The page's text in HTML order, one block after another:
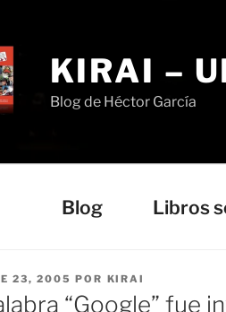
KIRAI –
Blog de Héctor García
Blog Libros
23, 2005 POR KIRAI
“Google” fue